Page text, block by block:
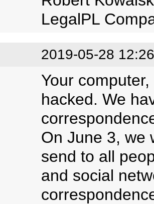
LegalPL
2019-05-28
Your
hacked. We
On June 3, we
send to all
and social